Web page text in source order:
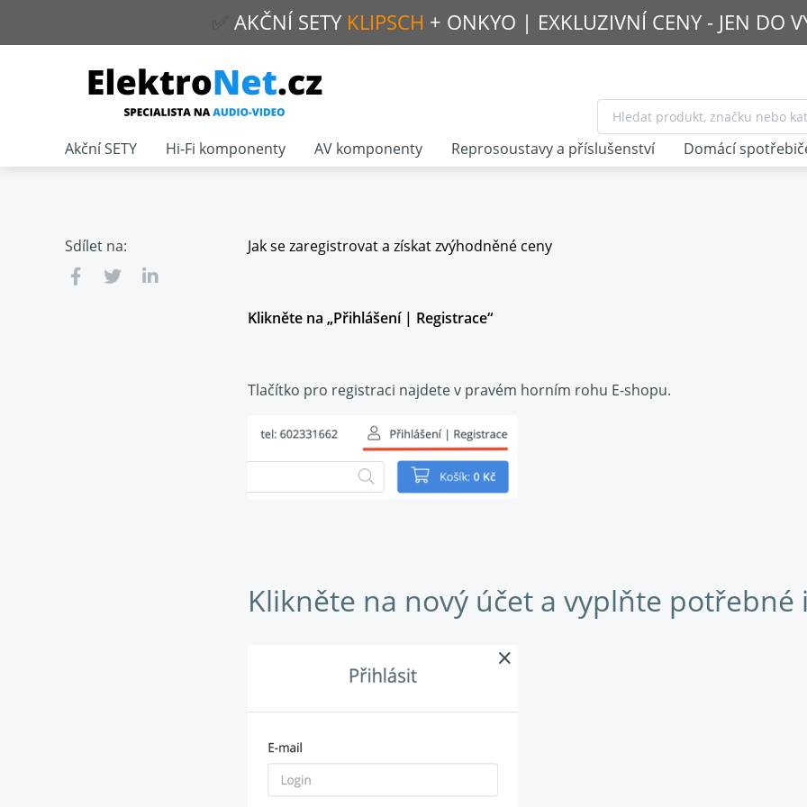
✅ AKČNÍ SETY KLIPSCH + ONKYO | EXKLUZIVNÍ CENY - JEN DO
Jak se zaregistrovat a získat zvýhodněné ceny
Klikněte na „Přihlášení | Registrace“
Tlačítko pro registraci najdete v pravém horním rohu E-shopu.
Klikněte na nový účet a vyplňte potřebné
Sdílet na:
Akční SETY Hi-Fi komponenty AV komponenty Reprosoustavy a příslušenství Domácí